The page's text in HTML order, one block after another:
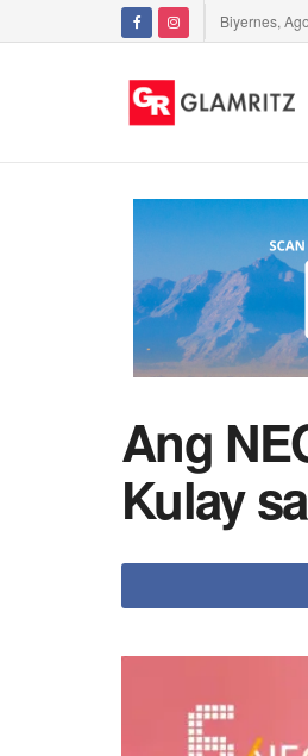
Biyernes,
Ang
Kulay